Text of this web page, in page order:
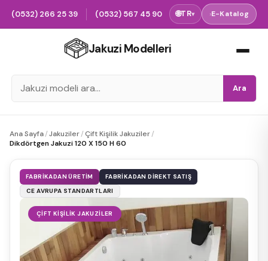
(0532) 266 25 39 (0532) 567 45 90 🌐TR▾ ›E-Katalog
Jakuzi Modelleri
Ara
Ana Sayfa/Jakuziler/Çift Kişilik Jakuziler/
Dikdörtgen Jakuzi 120 X 150 H 60
FABRIKADAN ÜRETIM
FABRIKADAN DIREKT SATIŞ
CE AVRUPA STANDARTLARI
ÇIFT KIŞILIK JAKUZILER